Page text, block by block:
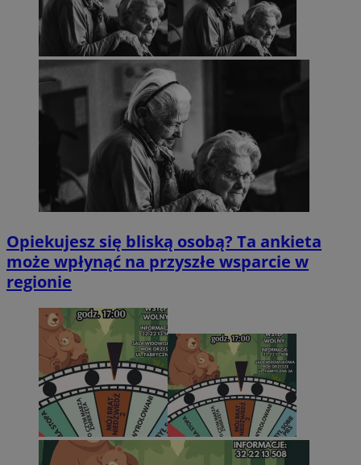
Opiekujesz się bliską osobą? Ta ankieta
może wpłynąć na przyszłe wsparcie w
regionie